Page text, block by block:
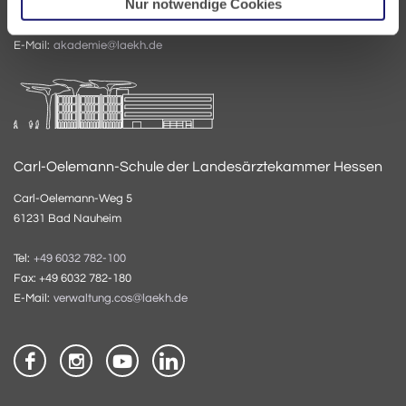
Nur notwendige Cookies
E-Mail: akademie@laekh.de
Carl-Oelemann-Schule der Landesärztekammer Hessen
Carl-Oelemann-Weg 5
61231 Bad Nauheim
Tel: +49 6032 782-100
Fax: +49 6032 782-180
E-Mail: verwaltung.cos@laekh.de